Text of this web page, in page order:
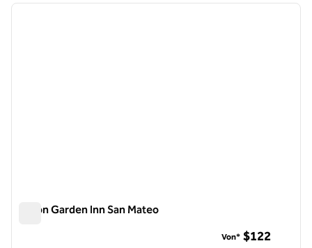
1 von 12
Hilton Garden Inn San Mateo
Von* $122